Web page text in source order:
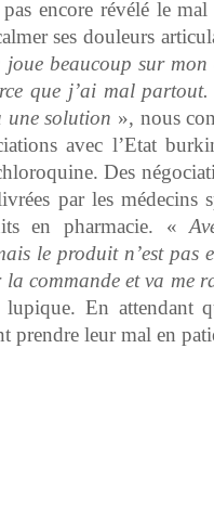
pas encore révélé le
ses douleurs
beaucoup sur
que j’ai mal
une solution », nous
avec l’Etat
Des
par les médecins
en pharmacie. «
le produit n’est pas
commande et va me
En attendant
prendre leur mal en